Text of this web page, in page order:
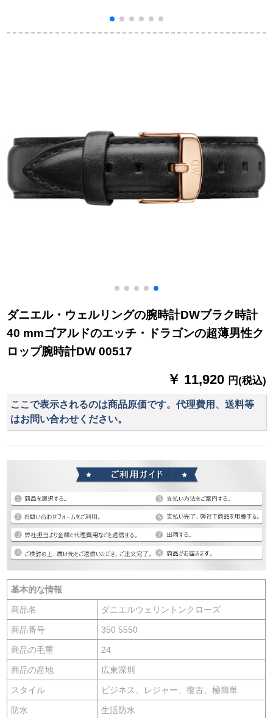
12640 12
简约ビジュア防水男
时計(男)1554-700
ーン腕時計ビズネル
ダニエル・ウェルリングの腕時計DWブラク時計
40 mmゴアルドのエッチ・ドラゴンの超薄男性ク
ロップ腕時計DW 00517
￥ 11,920 円(税込)
ここで表示されるのは商品原価です。代理費用、送料等
はお問い合わせください。
基本的な情報
商品名 ダニエルウェリントンクローズ
商品番号 350 5550
商品の毛重 24
商品の産地 広東深圳
スタイル ビジネス、レジャー、復古、極簡単
防水 生活防水